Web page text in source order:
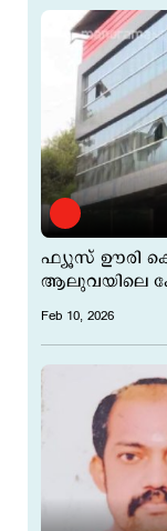
ഫ്യൂസ് ഊരി
ആലുവയിലെ
Feb 10, 2026